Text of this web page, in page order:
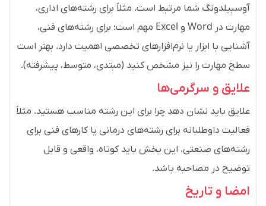
آوسبیلدونگ شما مرتبط است. مثلاً برای رشته‌های اداری،
مهارت در Word و Excel مهم است؛ برای رشته‌های فنی،
آشنایی با ابزار یا نرم‌افزارهای تخصصی اهمیت دارد. بهتر است
سطح مهارت را نیز مشخص کنید (مبتدی، متوسط، پیشرفته).
علایق و سرگرمی‌ها
علایق باید نشان دهد چرا برای این رشته مناسب هستید. مثلاً
فعالیت داوطلبانه برای رشته‌های درمانی یا کارهای فنی برای
رشته‌های صنعتی. این بخش باید کوتاه، واقعی و قابل
توضیح در مصاحبه باشد.
امضا و تاریخ